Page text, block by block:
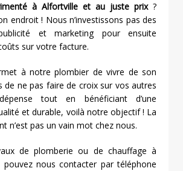
à Alfortville et au juste prix?
endroit ! Nous n’investissons pas des
et marketing pour ensuite
sur votre facture.
à notre plombier de vivre de son
de ne pas faire de croix sur vos autres
tout en bénéficiant d’une
et durable, voilà notre objectif ! La
n’est pas un vain mot chez nous.
de plomberie ou de chauffage à
pouvez nous contacter par téléphone